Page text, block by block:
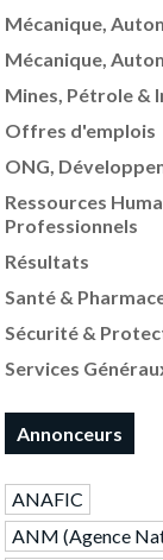
Mécanique,
Mécanique,
Mines, Pétrole &
Offres d'emplois
ONG,
Ressources
Professionnels
Résultats
Santé &
Sécurité &
Services
Annonceurs
ANAFIC
ANM (Agence